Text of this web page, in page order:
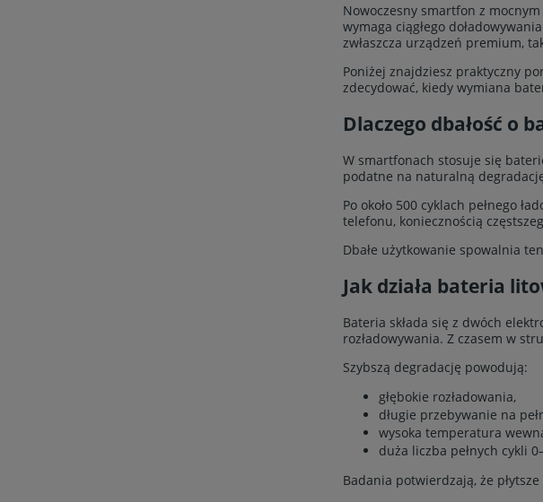
Nowoczesny smartfon z
wymaga ciągłego
zwłaszcza urządzeń premium,
Poniżej znajdziesz praktyczny
zdecydować, kiedy wymiana
Dlaczego dbałość o
W smartfonach stosuje się
podatne na naturalną
Po około 500 cyklach pełnego
telefonu, koniecznością
Dbałe użytkowanie spowalnia
Jak działa bateria
Bateria składa się z dwóch
rozładowywania. Z czasem w
Szybszą degradację powodują:
głębokie rozładowania,
długie przebywanie na
wysoka temperatura
duża liczba pełnych cykli
Badania potwierdzają, że